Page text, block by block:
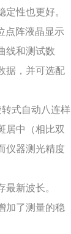
定性也更好。
点阵液晶显示
线和测试数
据，并可选配
式自动八连样
居中（相比双
仪器测光精度
最新波长。
加了测量的稳